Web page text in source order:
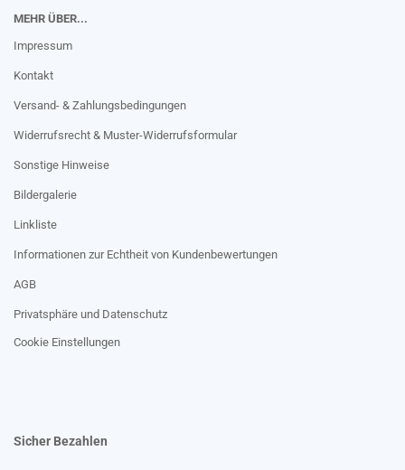
MEHR ÜBER...
Impressum
Kontakt
Versand- & Zahlungsbedingungen
Widerrufsrecht & Muster-Widerrufsformular
Sonstige Hinweise
Bildergalerie
Linkliste
Informationen zur Echtheit von Kundenbewertungen
AGB
Privatsphäre und Datenschutz
Cookie Einstellungen
Sicher Bezahlen